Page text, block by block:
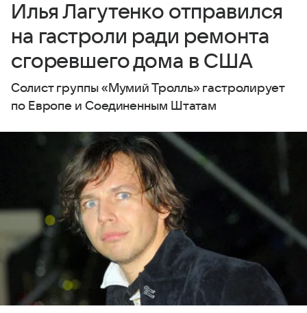
Илья Лагутенко отправился
на гастроли ради ремонта
сгоревшего дома в США
Солист группы «Мумий Тролль» гастролирует
по Европе и Соединенным Штатам